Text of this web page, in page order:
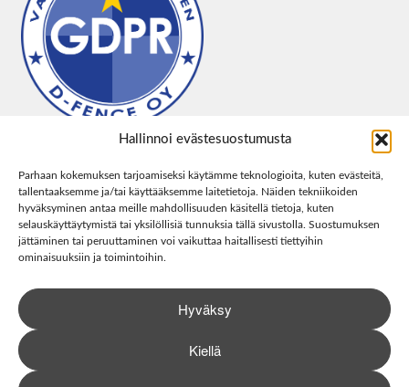
Hallinnoi evästesuostumusta
Parhaan kokemuksen tarjoamiseksi käytämme teknologioita, kuten evästeitä,
tallentaaksemme ja/tai käyttääksemme laitetietoja. Näiden tekniikoiden
hyväksyminen antaa meille mahdollisuuden käsitellä tietoja, kuten
selauskäyttäytymistä tai yksilöllisiä tunnuksia tällä sivustolla. Suostumuksen
jättäminen tai peruuttaminen voi vaikuttaa haitallisesti tiettyihin
ominaisuuksiin ja toimintoihin.
Hyväksy
Kiellä